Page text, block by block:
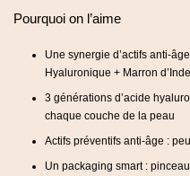
Pourquoi on l’aime
Une synergie d’actifs anti-
Hyaluronique + Marron
3 générations d’acide
chaque couche de la peau
Actifs préventifs anti-âge :
Un packaging smart :